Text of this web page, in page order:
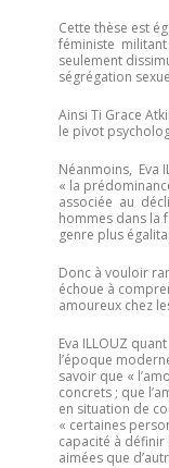
Cette thèse est
féministe militant
seulement
ségrégation
Ainsi Ti Grace
le pivot
Néanmoins, Eva
« la
associée au
hommes dans la
genre plus
Donc à vouloir
échoue à
amoureux chez
Eva ILLOUZ
l’époque
savoir que «
concrets ; que
en situation de
« certaines
capacité à
aimées que